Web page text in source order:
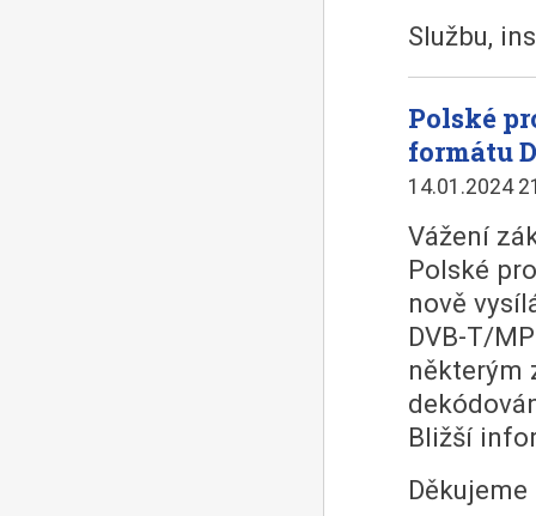
Službu,
Polské
formátu
14.01.2024
Vážení
Polské
nově
DVB-T/
některým
Bližší